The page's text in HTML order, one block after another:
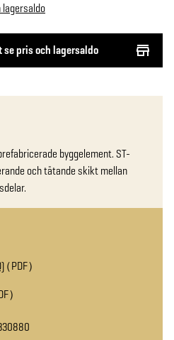
pris och lagersaldo
byggelement. ST-
och tätande skikt mellan
PDF